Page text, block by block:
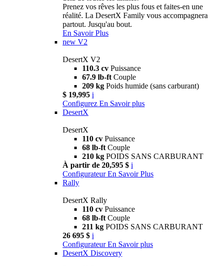
Prenez vos rêves les plus fous et faites-en une
réalité. La DesertX Family vous accompagnera
partout. Jusqu'au bout.
En Savoir Plus
new V2
DesertX V2
110.3 cv Puissance
67.9 lb-ft Couple
209 kg Poids humide (sans carburant)
$ 19,995 i
Configurez En Savoir plus
DesertX
DesertX
110 cv Puissance
68 lb-ft Couple
210 kg POIDS SANS CARBURANT
À partir de 20,595 $ i
Configurateur En Savoir Plus
Rally
DesertX Rally
110 cv Puissance
68 lb-ft Couple
211 kg POIDS SANS CARBURANT
26 695 $ i
Configurateur En Savoir plus
DesertX Discovery